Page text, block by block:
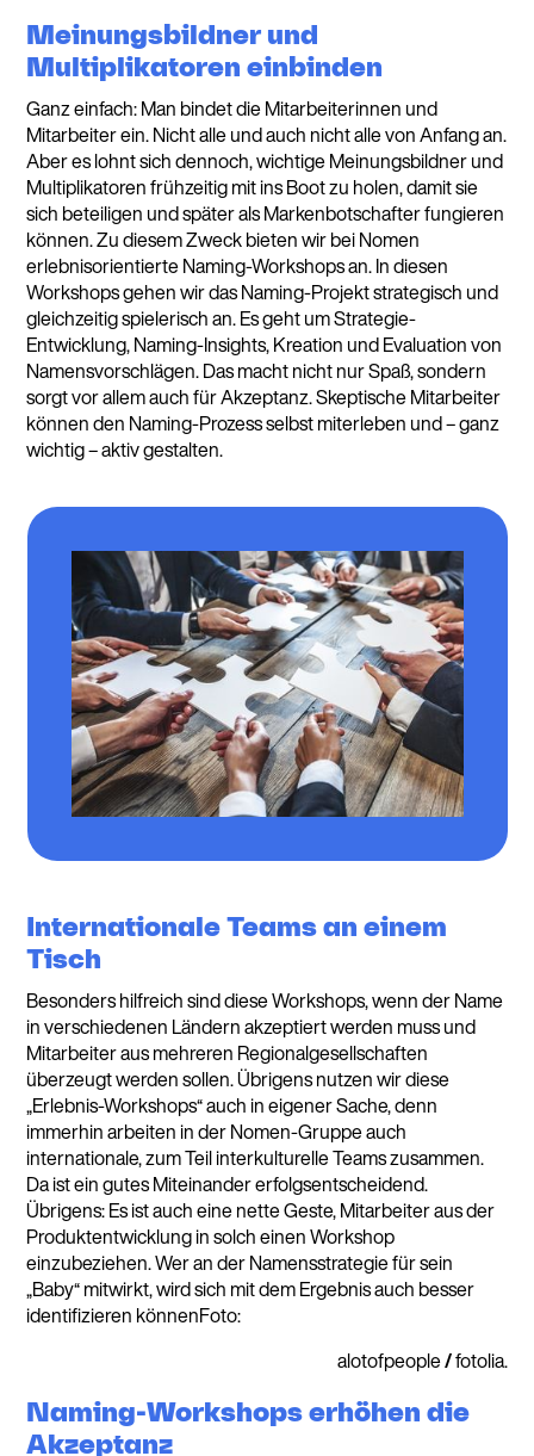
Meinungsbildner und
Multiplikatoren einbinden
Ganz einfach: Man bindet die Mitarbeiterinnen und
Mitarbeiter ein. Nicht alle und auch nicht alle von Anfang an.
Aber es lohnt sich dennoch, wichtige Meinungsbildner und
Multiplikatoren frühzeitig mit ins Boot zu holen, damit sie
sich beteiligen und später als Markenbotschafter fungieren
können. Zu diesem Zweck bieten wir bei Nomen
erlebnisorientierte Naming-Workshops an. In diesen
Workshops gehen wir das Naming-Projekt strategisch und
gleichzeitig spielerisch an. Es geht um Strategie-
Entwicklung, Naming-Insights, Kreation und Evaluation von
Namensvorschlägen. Das macht nicht nur Spaß, sondern
sorgt vor allem auch für Akzeptanz. Skeptische Mitarbeiter
können den Naming-Prozess selbst miterleben und – ganz
wichtig – aktiv gestalten.
Internationale Teams an einem
Tisch
Besonders hilfreich sind diese Workshops, wenn der Name
in verschiedenen Ländern akzeptiert werden muss und
Mitarbeiter aus mehreren Regionalgesellschaften
überzeugt werden sollen. Übrigens nutzen wir diese
„Erlebnis-Workshops“ auch in eigener Sache, denn
immerhin arbeiten in der Nomen-Gruppe auch
internationale, zum Teil interkulturelle Teams zusammen.
Da ist ein gutes Miteinander erfolgsentscheidend.
Übrigens: Es ist auch eine nette Geste, Mitarbeiter aus der
Produktentwicklung in solch einen Workshop
einzubeziehen. Wer an der Namensstrategie für sein
„Baby“ mitwirkt, wird sich mit dem Ergebnis auch besser
identifizieren könnenFoto:
alotofpeople/fotolia.
Naming-Workshops erhöhen die
Akzeptanz